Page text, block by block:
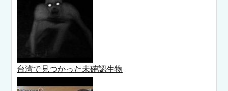
台湾で見つかった未確認生物